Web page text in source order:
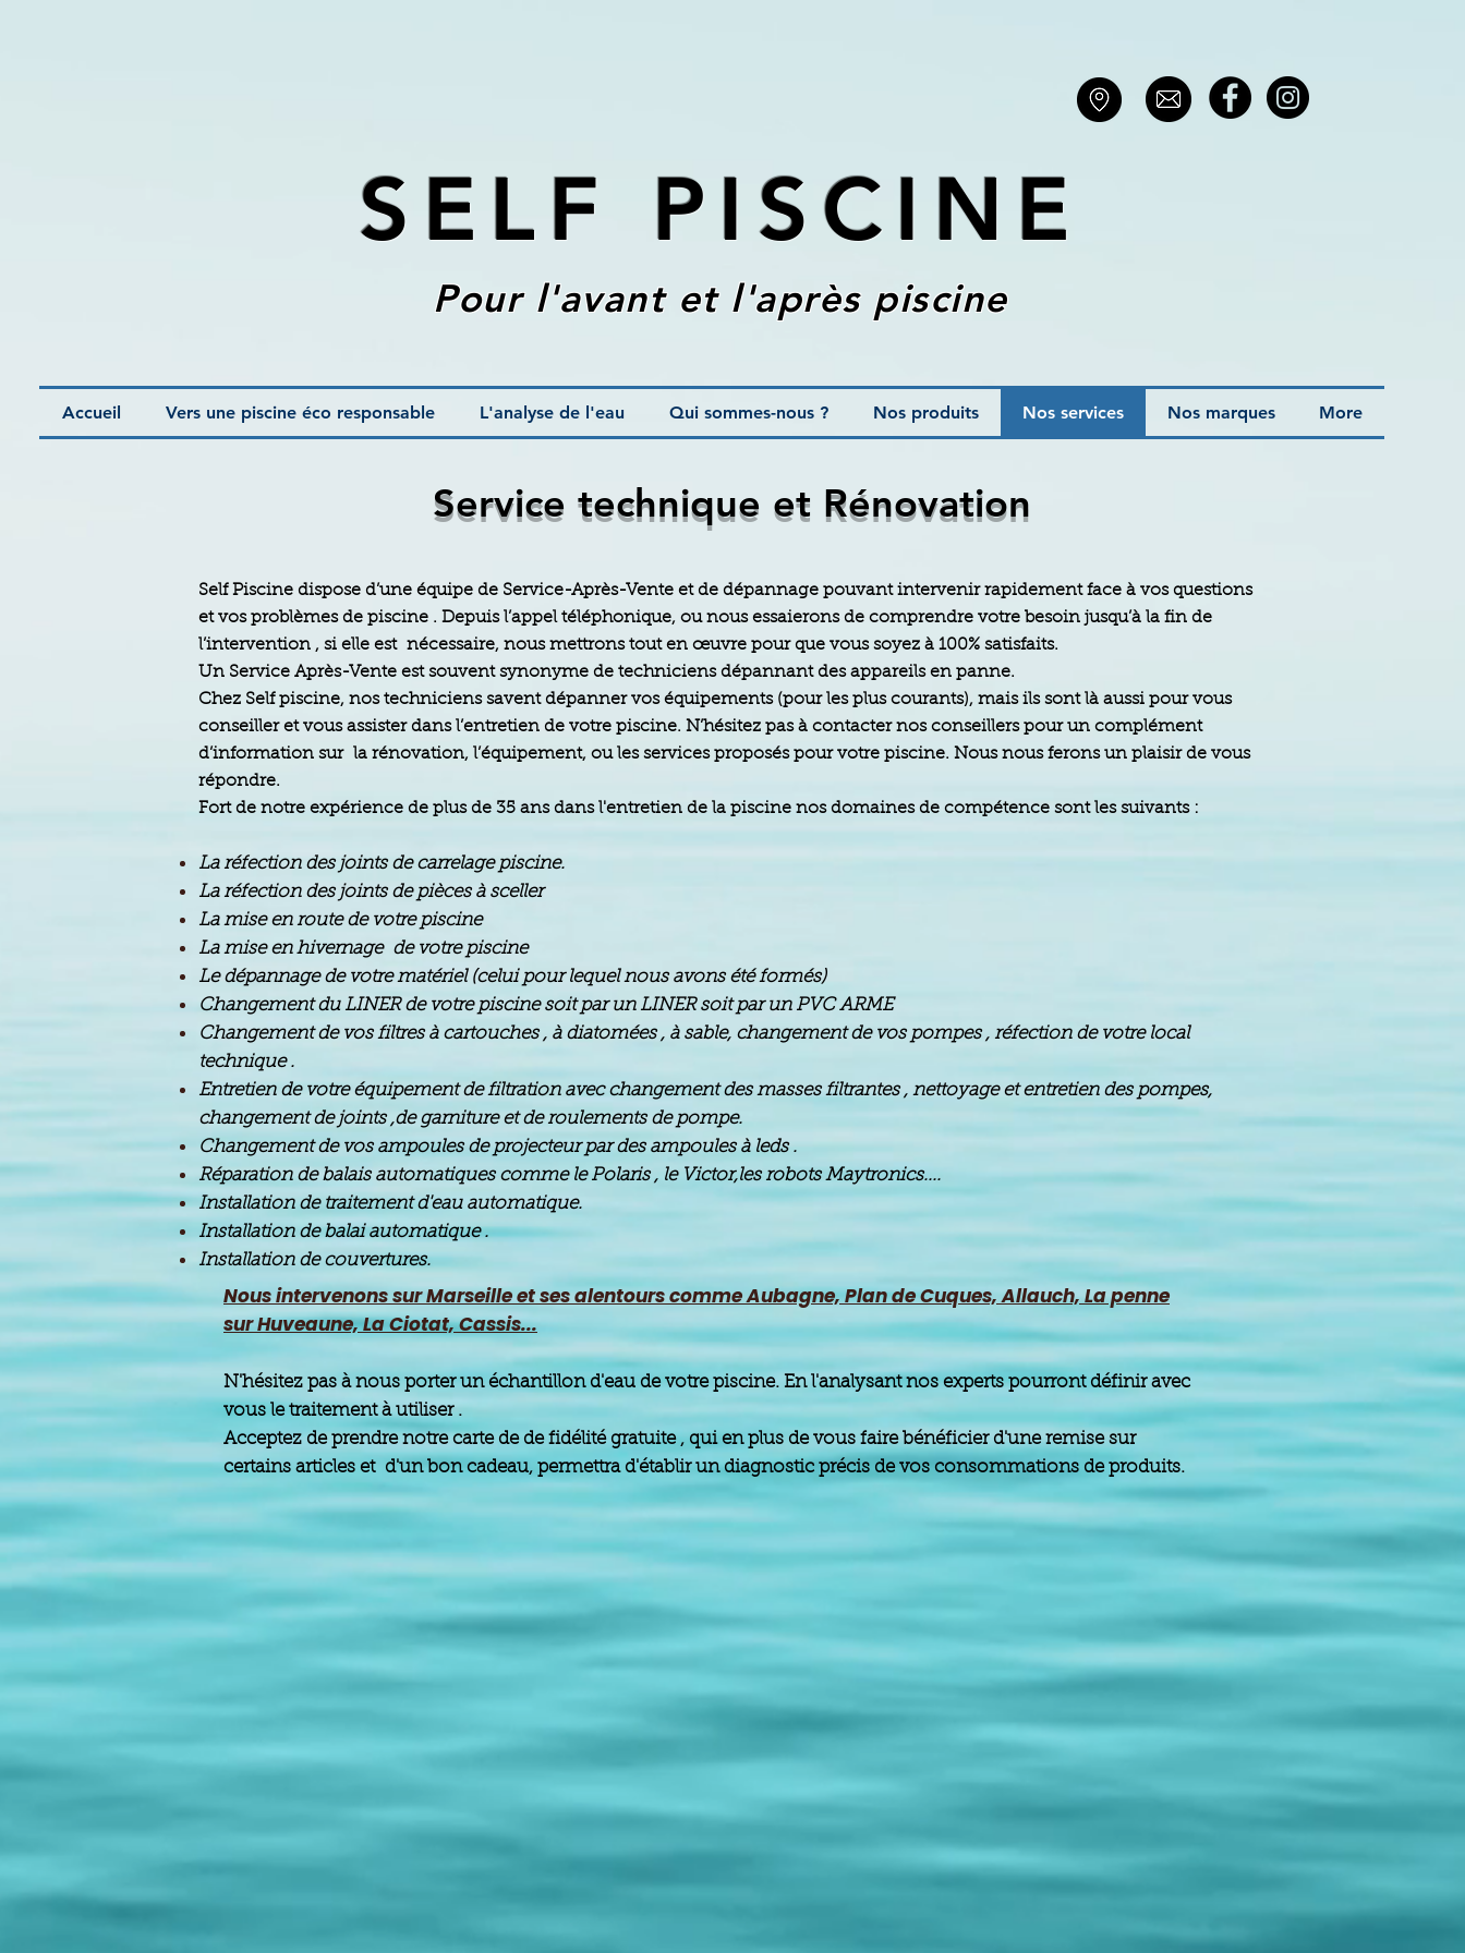
SELF PISCINE
Pour l'avant et l'après piscine
Accueil Vers une piscine éco responsable L'analyse de l'eau Qui sommes-nous ? Nos produits Nos services Nos marques More
Service technique et Rénovation
Self Piscine dispose d’une équipe de Service-Après-Vente et de dépannage pouvant intervenir rapidement face à vos questions
et vos problèmes de piscine . Depuis l’appel téléphonique, ou nous essaierons de comprendre votre besoin jusqu’à la fin de
l’intervention , si elle est nécessaire, nous mettrons tout en œuvre pour que vous soyez à 100% satisfaits.
Un Service Après-Vente est souvent synonyme de techniciens dépannant des appareils en panne.
Chez Self piscine, nos techniciens savent dépanner vos équipements (pour les plus courants), mais ils sont là aussi pour vous
conseiller et vous assister dans l’entretien de votre piscine. N’hésitez pas à contacter nos conseillers pour un complément
d’information sur la rénovation, l’équipement, ou les services proposés pour votre piscine. Nous nous ferons un plaisir de vous
répondre.
Fort de notre expérience de plus de 35 ans dans l'entretien de la piscine nos domaines de compétence sont les suivants :
La réfection des joints de carrelage piscine.
La réfection des joints de pièces à sceller
La mise en route de votre piscine
La mise en hivernage de votre piscine
Le dépannage de votre matériel (celui pour lequel nous avons été formés)
Changement du LINER de votre piscine soit par un LINER soit par un PVC ARME
Changement de vos filtres à cartouches , à diatomées , à sable, changement de vos pompes , réfection de votre local
technique .
Entretien de votre équipement de filtration avec changement des masses filtrantes , nettoyage et entretien des pompes,
changement de joints ,de garniture et de roulements de pompe.
Changement de vos ampoules de projecteur par des ampoules à leds .
Réparation de balais automatiques comme le Polaris , le Victor,les robots Maytronics....
Installation de traitement d'eau automatique.
Installation de balai automatique .
Installation de couvertures.
Nous intervenons sur Marseille et ses alentours commeAubagne, Plan de Cuques, Allauch, La penne
sur Huveaune, La Ciotat, Cassis...
N'hésitez pas à nous porter un échantillon d'eau de votre piscine. En l'analysant nos experts pourront définir avec
vous le traitement à utiliser .
Acceptez de prendre notre carte de de fidélité gratuite , qui en plus de vous faire bénéficier d'une remise sur
certains articles et d'un bon cadeau, permettra d'établir un diagnostic précis de vos consommations de produits.